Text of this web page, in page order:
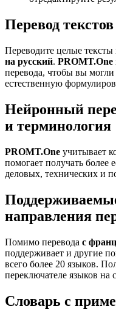
Перевод
Переводите целые тексты
на русский. PROMT.One
перевода, чтобы вы
естественную
Нейронный
и терминология
PROMT.One учитывает
помогает получать более
деловых, технических и
направления
Помимо перевода с
поддерживает и другие
всего более 20 языков.
переключателе языков на
Словарь с